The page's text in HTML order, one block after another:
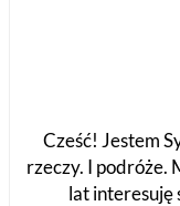
Cześć! Jestem
rzeczy. I podróże.
lat interesuję